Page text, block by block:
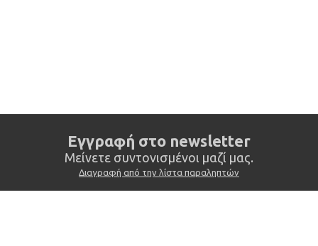
Eγγραφή στο newsletter
Mείνετε συντονισμένοι μαζί μας.
Διαγραφή από την λίστα παραληπτών